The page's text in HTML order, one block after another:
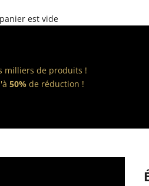
est vide
milliers de produits !
50% de réduction !